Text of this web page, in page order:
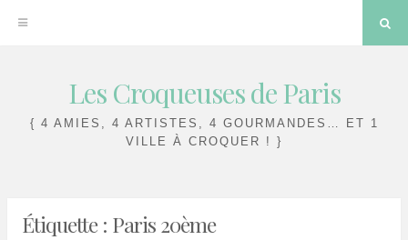
Les Croqueuses de Paris
{ 4 AMIES, 4 ARTISTES, 4 GOURMANDES… ET 1
VILLE À CROQUER ! }
Étiquette : Paris 20ème